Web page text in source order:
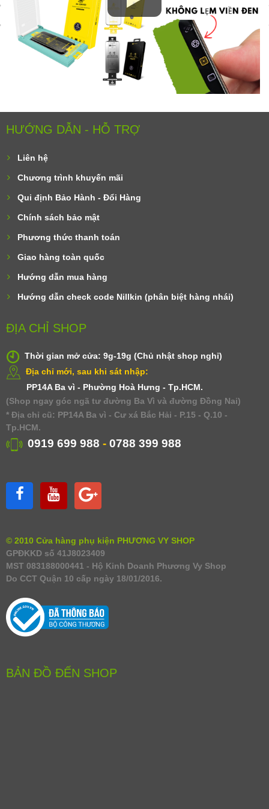
HƯỚNG DẪN - HỖ TRỢ
Liên hệ
Chương trình khuyến mãi
Qui định Bảo Hành - Đổi Hàng
Chính sách bảo mật
Phương thức thanh toán
Giao hàng toàn quốc
Hướng dẫn mua hàng
Hướng dẫn check code Nillkin (phân biệt hàng nhái)
ĐỊA CHỈ SHOP
Thời gian mở cửa: 9g-19g (Chủ nhật shop nghỉ)
Địa chỉ mới, sau khi sát nhập:
PP14A Ba vì - Phường Hoà Hưng - Tp.HCM.
(Shop ngay góc ngã tư đường Ba Vì và đường Đồng Nai)
* Địa chỉ cũ: PP14A Ba vì - Cư xá Bắc Hải - P.15 - Q.10 -
Tp.HCM.
0919 699 988 - 0788 399 988
© 2010 Cửa hàng phụ kiện PHƯƠNG VY SHOP
GPĐKKD số 41J8023409
MST 083188000441 - Hộ Kinh Doanh Phương Vy Shop
Do CCT Quận 10 cấp ngày 18/01/2016.
BẢN ĐỒ ĐẾN SHOP